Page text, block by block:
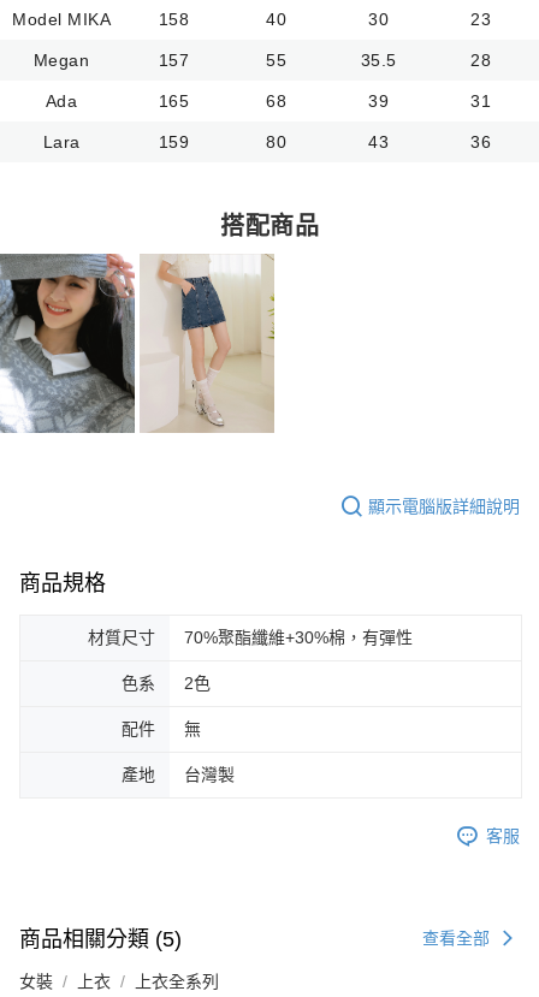
Model MIKA 158 40 30 23
Megan 157 55 35.5 28
Ada 165 68 39 31
Lara 159 80 43 36
搭配商品
顯示電腦版詳細說明
商品規格
材質尺寸 70%聚酯纖維+30%棉，有彈性
色系 2色
配件 無
產地 台灣製
客服
商品相關分類 (5) 查看全部
女裝 上衣 上衣全系列